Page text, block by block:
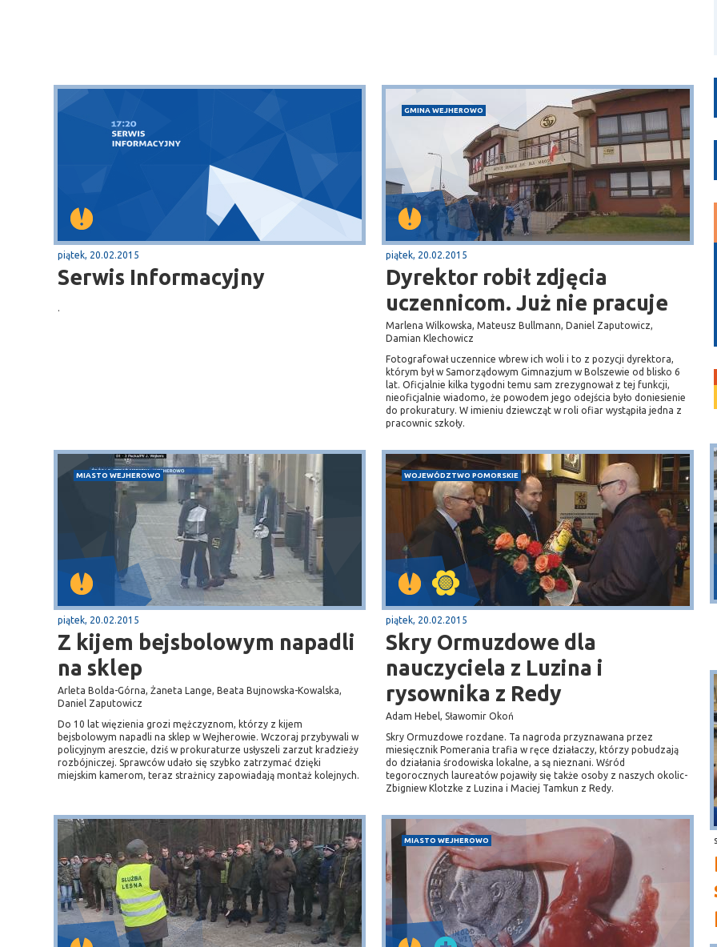
piątek, 20.02.2015
Serwis Informacyjny
.
GMINA WEJHEROWO
piątek, 20.02.2015
Dyrektor robił zdjęcia
uczennicom. Już nie pracuje
Marlena Wilkowska, Mateusz Bullmann, Daniel Zaputowicz,
Damian Klechowicz
Fotografował uczennice wbrew ich woli i to z pozycji dyrektora,
którym był w Samorządowym Gimnazjum w Bolszewie od blisko 6
lat. Oficjalnie kilka tygodni temu sam zrezygnował z tej funkcji,
nieoficjalnie wiadomo, że powodem jego odejścia było doniesienie
do prokuratury. W imieniu dziewcząt w roli ofiar wystąpiła jedna z
pracownic szkoły.
MIASTO WEJHEROWO
piątek, 20.02.2015
Z kijem bejsbolowym napadli
na sklep
Arleta Bolda-Górna, Żaneta Lange, Beata Bujnowska-Kowalska,
Daniel Zaputowicz
Do 10 lat więzienia grozi mężczyznom, którzy z kijem
bejsbolowym napadli na sklep w Wejherowie. Wczoraj przybywali w
policyjnym areszcie, dziś w prokuraturze usłyszeli zarzut kradzieży
rozbójniczej. Sprawców udało się szybko zatrzymać dzięki
miejskim kamerom, teraz strażnicy zapowiadają montaż kolejnych.
WOJEWÓDZTWO POMORSKIE
piątek, 20.02.2015
Skry Ormuzdowe dla
nauczyciela z Luzina i
rysownika z Redy
Adam Hebel, Sławomir Okoń
Skry Ormuzdowe rozdane. Ta nagroda przyznawana przez
miesięcznik Pomerania trafia w ręce działaczy, którzy pobudzają
do działania środowiska lokalne, a są nieznani. Wśród
tegorocznych laureatów pojawiły się także osoby z naszych okolic-
Zbigniew Klotzke z Luzina i Maciej Tamkun z Redy.
MIASTO WEJHEROWO
Sopot
plaża
Puck
Przystań, molo